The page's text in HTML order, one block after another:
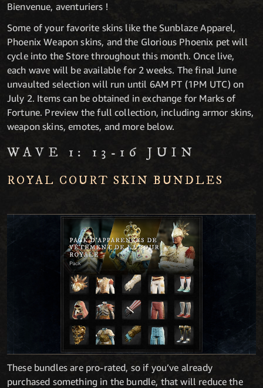
Bienvenue, aventuriers !
Some of your favorite skins like the Sunblaze Apparel,
Phoenix Weapon skins, and the Glorious Phoenix pet will
cycle into the Store throughout this month. Once live,
each wave will be available for 2 weeks. The final June
unvaulted selection will run until 6AM PT (1PM UTC) on
July 2. Items can be obtained in exchange for Marks of
Fortune. Preview the full collection, including armor skins,
weapon skins, emotes, and more below.
WAVE 1: 13-16 JUIN
ROYAL COURT SKIN BUNDLES
These bundles are pro-rated, so if you’ve already
purchased something in the bundle, that will reduce the